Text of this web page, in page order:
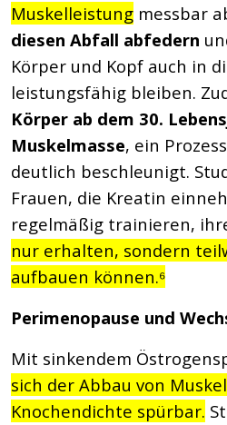
Muskelleistung messbar
diesen Abfall abfedern
Körper und Kopf auch in
leistungsfähig bleiben.
Körper ab dem 30.
Muskelmasse, ein
deutlich beschleunigt.
Frauen, die Kreatin
regelmäßig trainieren,
nur erhalten, sondern
aufbauen können.⁶
Perimenopause und
Mit sinkendem
sich der Abbau von
Knochendichte spürbar.